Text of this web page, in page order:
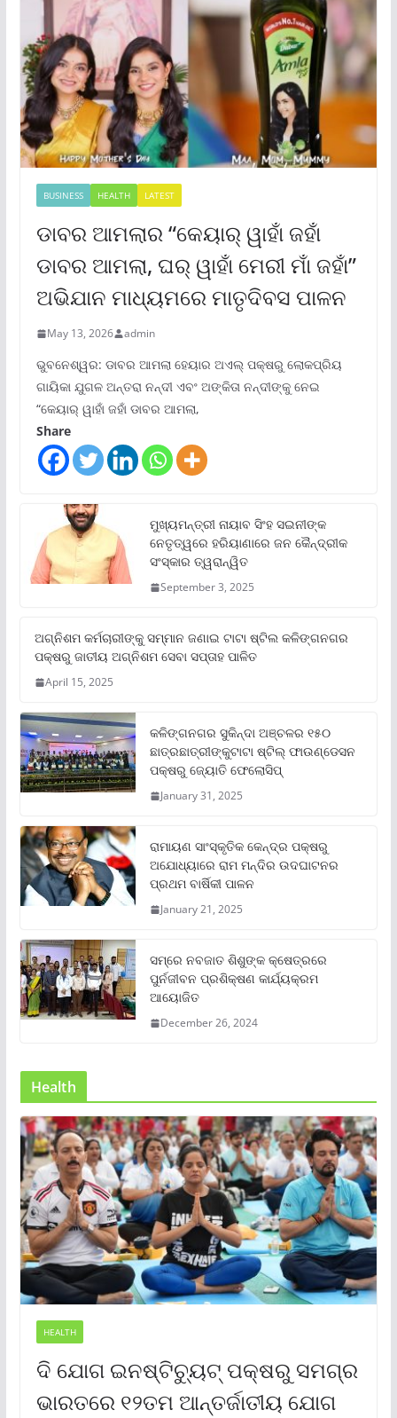
BUSINESS HEALTH LATEST
ଡାବର ଆମଲାର “କେୟାର୍ ୱାହାଁ ଜହାଁ
ଡାବର ଆମଲା, ଘର୍ ୱାହାଁ ମେରୀ ମାଁ ଜହାଁ”
ଅଭିଯାନ ମାଧ୍ୟମରେ ମାତୃଦିବସ ପାଳନ
May 13, 2026 admin
ଭୁବନେଶ୍ୱର: ଡାବର ଆମଲା ହେୟାର ଅଏଲ୍ ପକ୍ଷରୁ ଲୋକପ୍ରିୟ
ଗାୟିକା ଯୁଗଳ ଅନ୍ତରା ନନ୍ଦୀ ଏବଂ ଅଙ୍କିତା ନନ୍ଦୀଙ୍କୁ ନେଇ
“କେୟାର୍ ୱାହାଁ ଜହାଁ ଡାବର ଆମଲା,
Share
ମୁଖ୍ୟମନ୍ତ୍ରୀ ନାୟାବ ସିଂହ ସଇନୀଙ୍କ
ନେତୃତ୍ୱରେ ହରିୟାଣାରେ ଜନ କୈନ୍ଦ୍ରୀକ
ସଂସ୍କାର ତ୍ୱରାନ୍ୱିତ
September 3, 2025
ଅଗ୍ନିଶମ କର୍ମଚାରୀଙ୍କୁ ସମ୍ମାନ ଜଣାଇ ଟାଟା ଷ୍ଟିଲ କଳିଙ୍ଗନଗର
ପକ୍ଷରୁ ଜାତୀୟ ଅଗ୍ନିଶମ ସେବା ସପ୍ତାହ ପାଳିତ
April 15, 2025
କଳିଙ୍ଗନଗର ସୁକିନ୍ଦା ଅଞ୍ଚଳର ୧୫୦
ଛାତ୍ରଛାତ୍ରୀଙ୍କୁଟାଟା ଷ୍ଟିଲ୍ ଫାଉଣ୍ଡେସନ
ପକ୍ଷରୁ ଜ୍ୟୋତି ଫେଲୋସିପ୍‌
January 31, 2025
ରାମାୟଣ ସାଂସ୍କୃତିକ କେନ୍ଦ୍ର ପକ୍ଷରୁ
ଅଯୋଧ୍ୟାରେ ରାମ ମନ୍ଦିର ଉଦଘାଟନର
ପ୍ରଥମ ବାର୍ଷିକୀ ପାଳନ
January 21, 2025
ସମ୍‌ରେ ନବଜାତ ଶିଶୁଙ୍କ କ୍ଷେତ୍ରରେ
ପୁର୍ନଜୀବନ ପ୍ରଶିକ୍ଷଣ କାର୍ଯ୍ୟକ୍ରମ
ଆୟୋଜିତ
December 26, 2024
Health
HEALTH
ଦି ଯୋଗ ଇନଷ୍ଟିଚ୍ୟୁଟ୍ ପକ୍ଷରୁ ସମଗ୍ର
ଭାରତରେ ୧୨ତମ ଆନ୍ତର୍ଜାତୀୟ ଯୋଗ